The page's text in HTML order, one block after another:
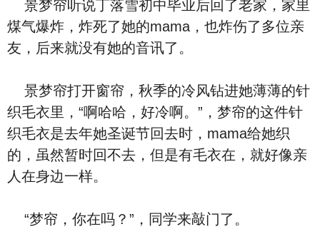
景梦帘听说丁落雪初中毕业后回了老家，家里
煤气爆炸，炸死了她的mama，也炸伤了多位亲
友，后来就没有她的音讯了。
景梦帘打开窗帘，秋季的冷风钻进她薄薄的针
织毛衣里，“啊哈哈，好冷啊。”，梦帘的这件针
织毛衣是去年她圣诞节回去时，mama给她织
的，虽然暂时回不去，但是有毛衣在，就好像亲
人在身边一样。
“梦帘，你在吗？”，同学来敲门了。